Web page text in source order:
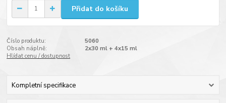
Přidat do košíku
Číslo produktu:
5060
Obsah náplně:
2x30 ml + 4x15 ml
Hlídat cenu / dostupnost
Kompletní specifikace